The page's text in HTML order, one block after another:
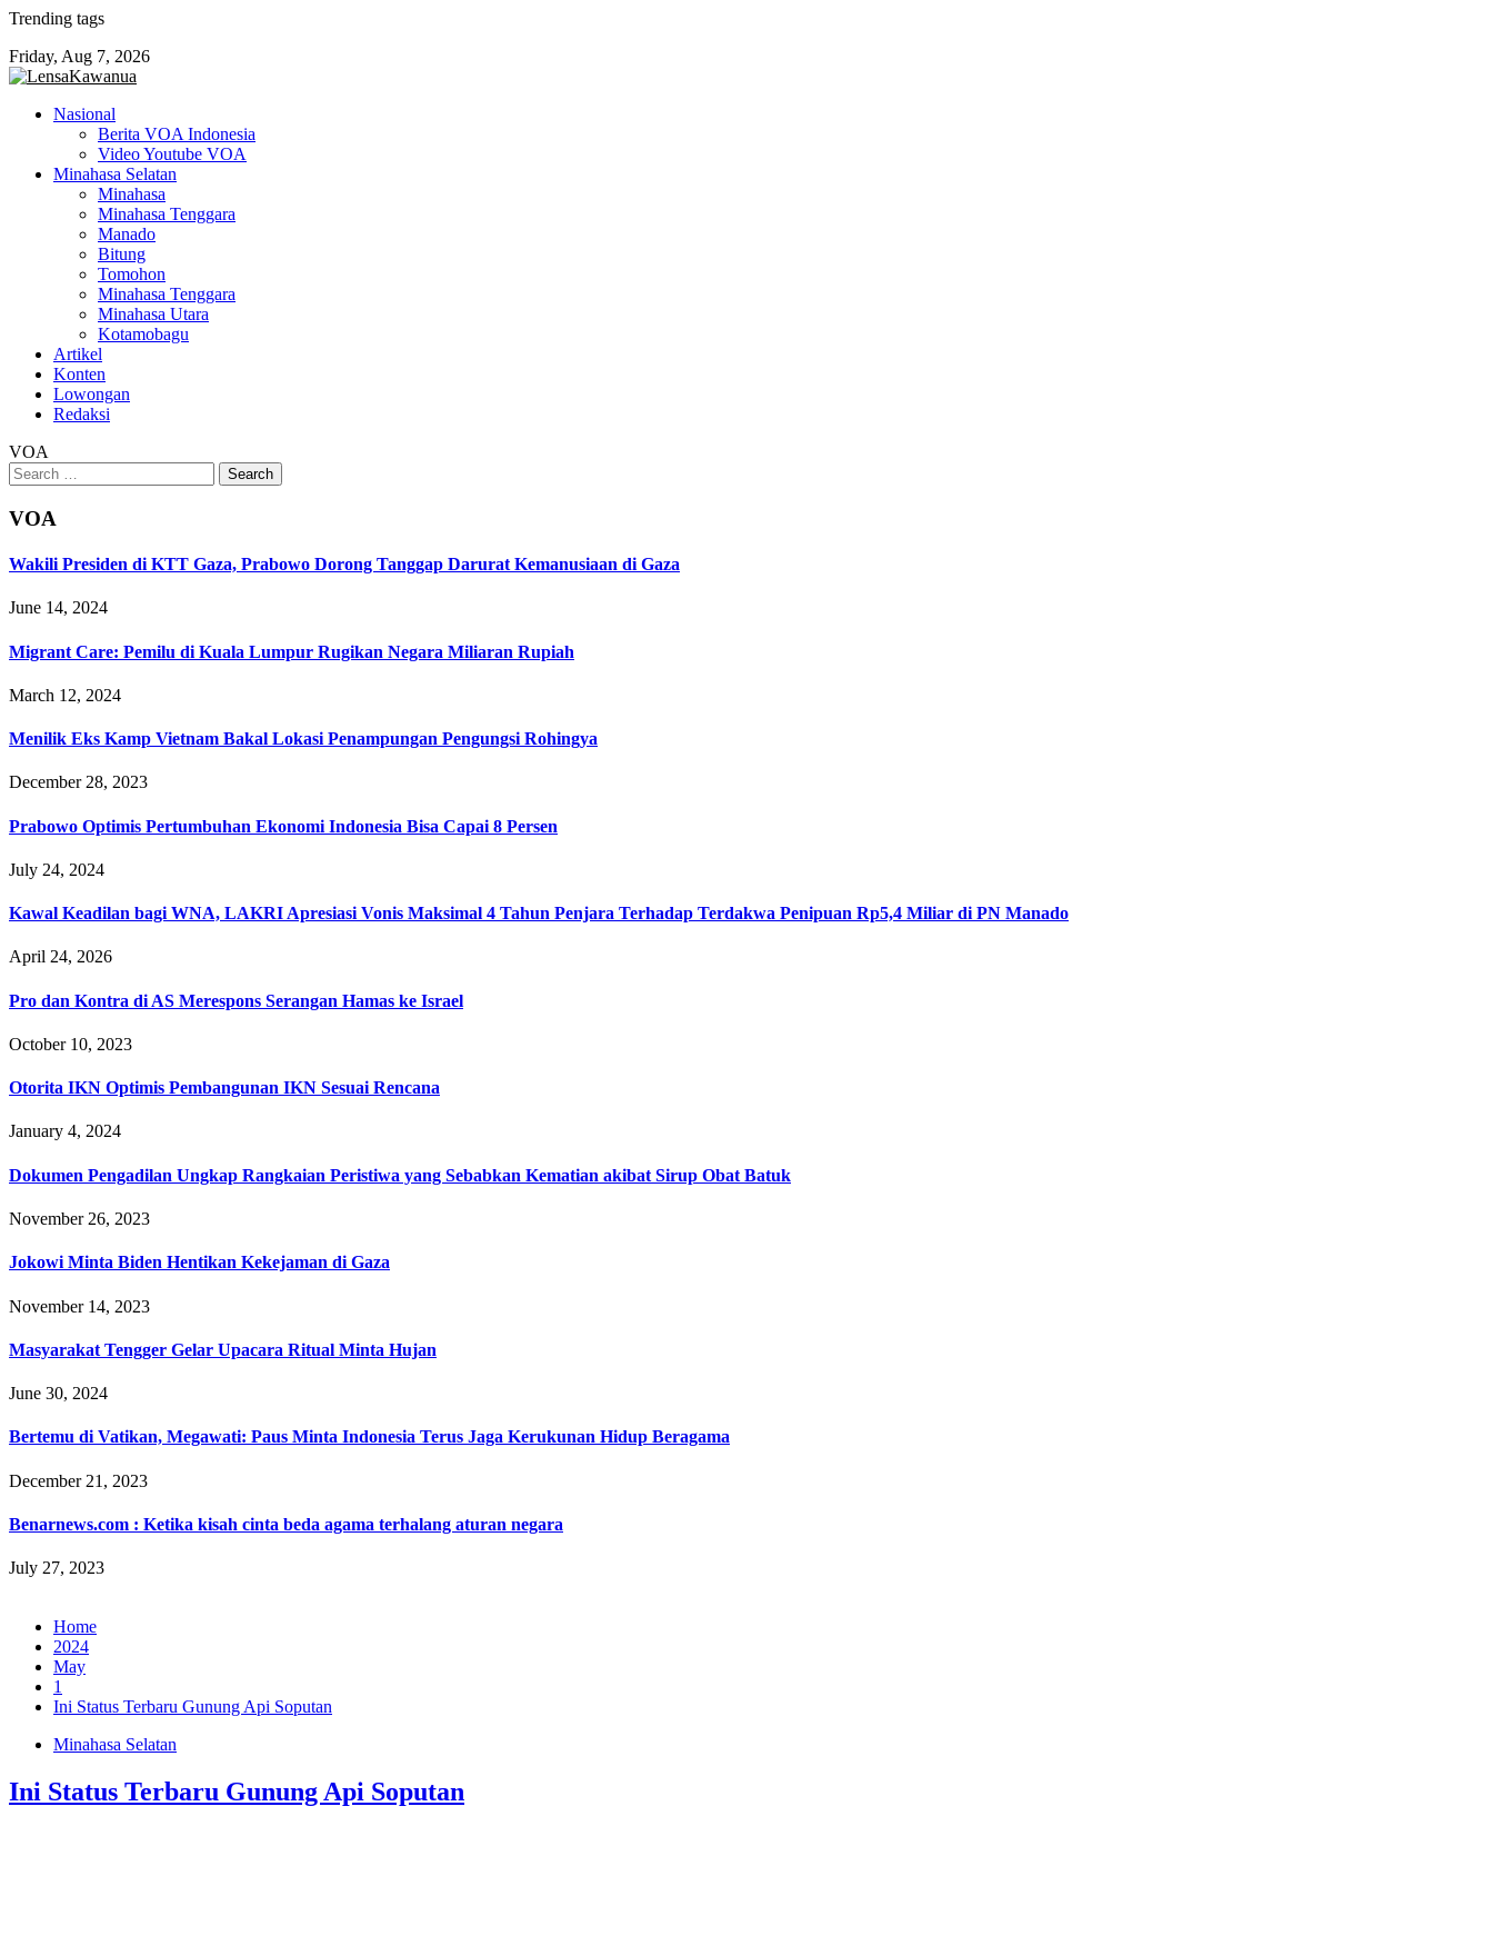
Skip
content
Trending tags
Friday, Aug 7, 2026
Nasional
Berita VOA Indonesia
Video Youtube VOA
Minahasa Selatan
Minahasa
Minahasa Tenggara
Manado
Bitung
Tomohon
Minahasa Tenggara
Minahasa Utara
Kotamobagu
Artikel
Konten
Lowongan
Redaksi
VOA
Search
for:
VOA
Wakili Presiden di KTT Gaza, Prabowo Dorong Tanggap Darurat Kemanusiaan di Gaza
June 14, 2024
Migrant Care: Pemilu di Kuala Lumpur Rugikan Negara Miliaran Rupiah
March 12, 2024
Menilik Eks Kamp Vietnam Bakal Lokasi Penampungan Pengungsi Rohingya
December 28, 2023
Prabowo Optimis Pertumbuhan Ekonomi Indonesia Bisa Capai 8 Persen
July 24, 2024
Kawal Keadilan bagi WNA, LAKRI Apresiasi Vonis Maksimal 4 Tahun Penjara Terhadap Terdakwa Penipuan Rp5,4 Miliar di PN Manado
April 24, 2026
Pro dan Kontra di AS Merespons Serangan Hamas ke Israel
October 10, 2023
Otorita IKN Optimis Pembangunan IKN Sesuai Rencana
January 4, 2024
Dokumen Pengadilan Ungkap Rangkaian Peristiwa yang Sebabkan Kematian akibat Sirup Obat Batuk
November 26, 2023
Jokowi Minta Biden Hentikan Kekejaman di Gaza
November 14, 2023
Masyarakat Tengger Gelar Upacara Ritual Minta Hujan
June 30, 2024
Bertemu di Vatikan, Megawati: Paus Minta Indonesia Terus Jaga Kerukunan Hidup Beragama
December 21, 2023
Benarnews.com : Ketika kisah cinta beda agama terhalang aturan negara
July 27, 2023
Home
2024
May
1
Ini Status Terbaru Gunung Api Soputan
Minahasa Selatan
Ini Status Terbaru Gunung Api Soputan